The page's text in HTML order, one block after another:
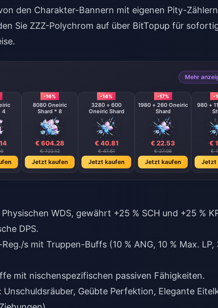
den Charakter-Bannern mit eigenen Pity-
Sie ZZZ-Polychrom auf über BitTopup für
Mehr
4
-16%
8080 Oneiric
Shard * 8
€ 604.28
€ 722.12
Jetzt kaufen
-14%
3280 + 600
Oneiric Shard
€ 40.81
€ 47.61
Jetzt kaufen
-17%
1980 + 260 Oneiric
Shard
€ 22.53
€ 27.08
Jetzt kaufen
-
980 +
€
€
Jetzt
WDS, gewährt +25 % SCH und +25 %
DPS.
s mit Truppen-Buffs (10 % ANG, 10 % Max. LP,
mit nischenspezifischen passiven Fähigkeiten.
Geübte Perfektion, Elegante